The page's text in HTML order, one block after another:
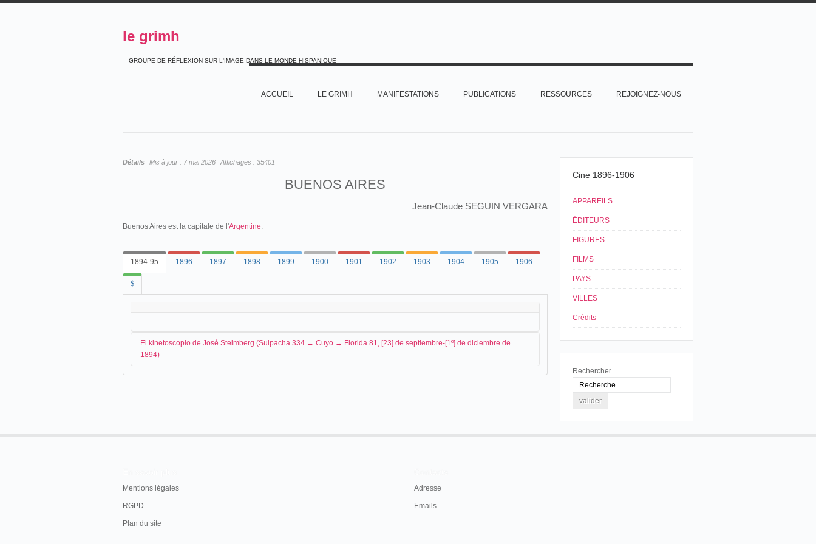
le grimh
GROUPE DE RÉFLEXION SUR L'IMAGE DANS LE MONDE HISPANIQUE
ACCUEIL LE GRIMH MANIFESTATIONS PUBLICATIONS RESSOURCES REJOIGNEZ-NOUS
Détails Mis à jour : 7 mai 2026 Affichages : 35401
BUENOS AIRES
Jean-Claude SEGUIN VERGARA
Buenos Aires est la capitale de l'Argentine.
1894-95 1896 1897 1898 1899 1900 1901 1902 1903 1904 1905 1906
$
El kinetoscopio de José Steimberg (Suipacha 334 → Cuyo → Florida 81, [23] de septiembre-[1º] de diciembre de
1894)
A primeros de diciembre se anuncia el final de las exhibiciones:
Cine 1896-1906
APPAREILS
ÉDITEURS
FIGURES
FILMS
PAYS
VILLES
Crédits
Rechercher
Mentions légales
RGPD
Plan du site
Adresse
Emails